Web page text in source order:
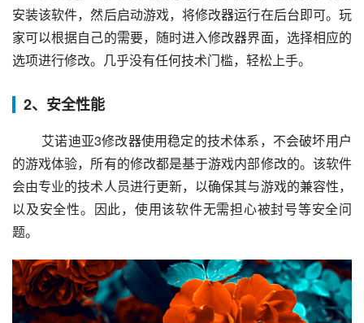
安装该软件，然后启动游戏，将修改器运行在后台即可。玩
家可以根据自己的需要，随时进入修改器界面，选择相应的
选项进行修改。几乎没有任何技术门槛，轻松上手。
2、安全性能
的游戏体验，所有的修改都是基于游戏内部修改的。该软件
会由专业的技术人员进行更新，以确保其与游戏的兼容性，
以及安全性。因此，使用该软件无需担心被封号等安全问
题。